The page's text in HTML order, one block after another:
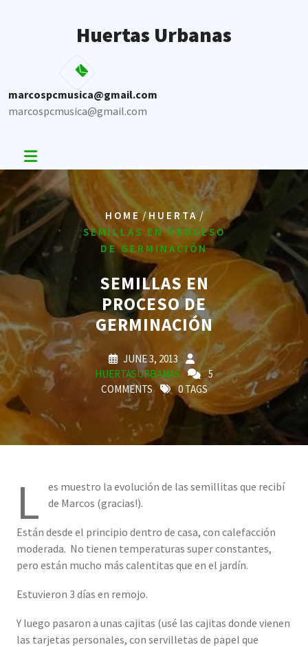
Huertas Urbanas
marcospcmusica@gmail.com
marcospcmusica@gmail.com
HOME/ HUERTA/
SEMILLAS EN PROCESO
DE GERMINACIÓN
SEMILLAS EN
PROCESO DE
GERMINACIÓN
JUNE 3, 2013
HUERTASURBANAS
5
COMMENTS
0 TAGS
L
es muestro la evolución de las semillitas que recibí
de Marcos (gracias!).
Están desde el principio dentro de casa, con calefacción
moderada. No tienen temperaturas super constantes,
pero están mucho más calentitas que en el jardín.
Estuvieron 3 días en remojo.
Y luego pasaron a unas cajitas (usé las cajitas donde vienen
las tarjetas personales, con servilletas de papel que